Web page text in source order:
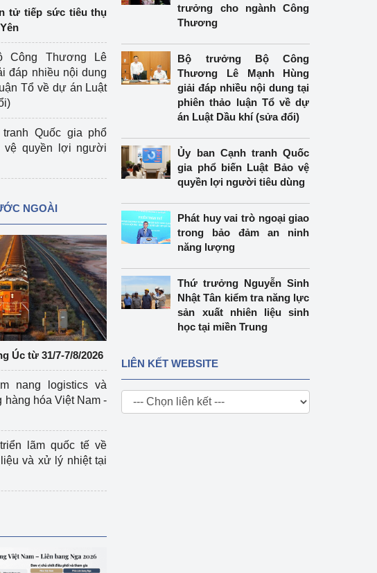
tử tiếp sức tiêu thụ
Công Thương Lê
đáp nhiều nội dung
Tổ về dự án Luật
Quốc gia phổ
vệ quyền lợi người
NGOÀI
Úc từ 31/7-7/8/2026
nang logistics và
hàng hóa Việt Nam -
lãm quốc tế về
và xử lý nhiệt tại
trưởng cho ngành Công
Thương
Bộ trưởng Bộ Công
Thương Lê Mạnh Hùng
giải đáp nhiều nội dung tại
phiên thảo luận Tổ về dự
án Luật Dầu khí (sửa đổi)
Ủy ban Cạnh tranh Quốc
gia phổ biến Luật Bảo vệ
quyền lợi người tiêu dùng
Phát huy vai trò ngoại giao
trong bảo đảm an ninh
năng lượng
Thứ trưởng Nguyễn Sinh
Nhật Tân kiểm tra năng lực
sản xuất nhiên liệu sinh
học tại miền Trung
LIÊN KẾT WEBSITE